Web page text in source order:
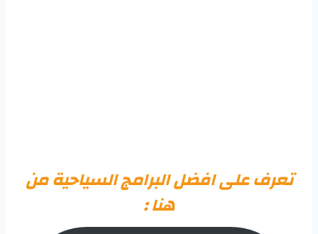
تعرف على افضل البرامج السياحية من
هنا: